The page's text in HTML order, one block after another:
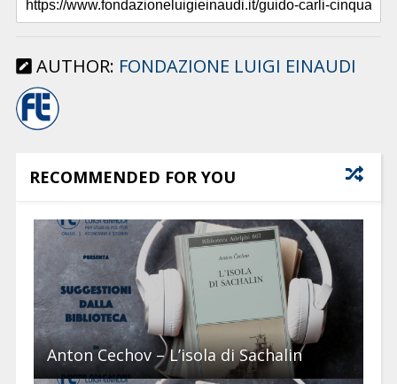
AUTHOR: FONDAZIONE LUIGI EINAUDI
RECOMMENDED FOR YOU
Anton Cechov – L’isola di Sachalin